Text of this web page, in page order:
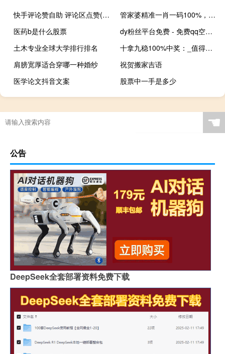
快手评论赞自助 评论区点赞(有没有给快手评论点赞的)
管家婆精准一肖一码100%，难舍难分精选答案落实_iShop9.1
医药b是什么股票
dy粉丝平台免费 - 免费qq空间说说赞无限点赞
土木专业全球大学排行排名
十拿九稳100%中奖：_值得支持_主页版v227.348
肩膀宽厚适合穿哪一种婚纱
祝贺搬家吉语
医学论文抖音文案
股票中一手是多少
☚
公告
DeepSeek全套部署资料免费下载